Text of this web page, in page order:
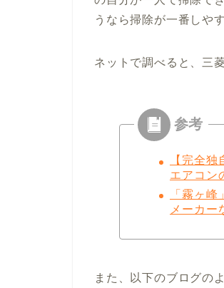
うなら掃除が一番しや
ネットで調べると、三
【完全
エアコン
「霧ヶ
メーカー
また、以下のブログの